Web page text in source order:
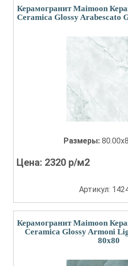
Керамогранит Maimoon
Ceramica Glossy Arabescato
Размеры:
Цена: 2320 р/м2
Артикул:
Керамогранит Maimoon
Ceramica Glossy Armoni
80x80